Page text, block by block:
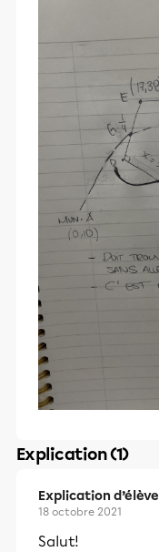
Explication (1)
Explication d’élève
18 octobre 2021
Salut!